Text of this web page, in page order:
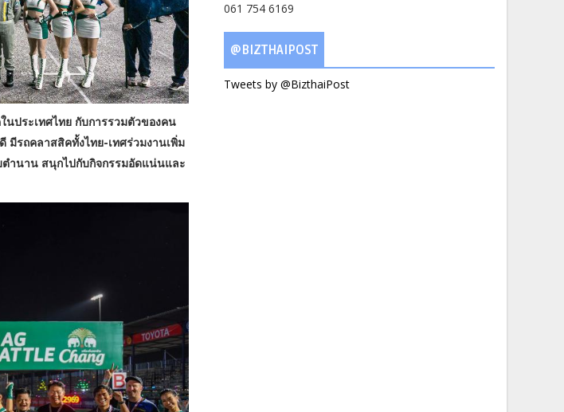
ประเทศไทย กับการรวมตัวของคน
มีรถคลาสสิคทั้งไทย-เทศร่วมงานเพิ่ม
ำนาน สนุกไปกับกิจกรรมอัดแน่นและ
061 754 6169
@BIZTHAIPOST
Tweets by @BizthaiPost